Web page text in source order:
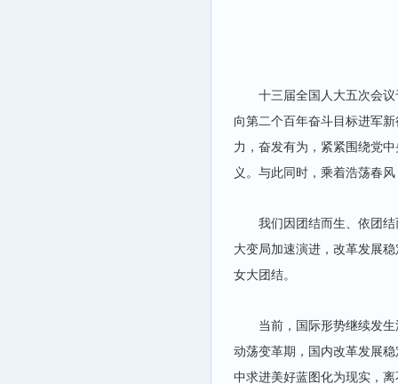
十三届全国人大五次会议
向第二个百年奋斗目标进军
力，奋发有为，紧紧围绕党
义。与此同时，乘着浩荡春
我们因团结而生、依团
大变局加速演进，改革发展
女大团结。
当前，国际形势继续发
动荡变革期，国内改革发展
中求进美好蓝图化为现实，